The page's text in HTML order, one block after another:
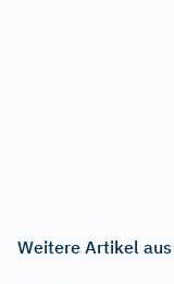
Weitere Artikel